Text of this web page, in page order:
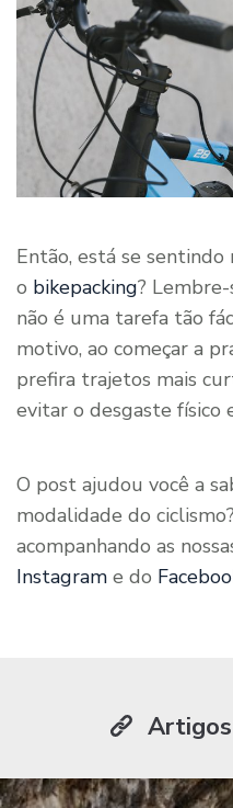
Então, está se
o bikepacking?
não é uma tarefa tão
motivo, ao começar a
prefira trajetos mais
evitar o desgaste físico
O post ajudou você a
modalidade do
acompanhando as
Instagram e do